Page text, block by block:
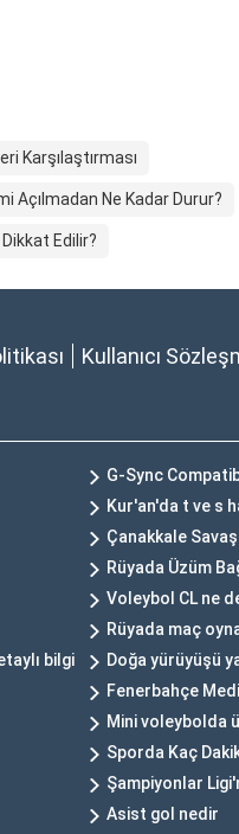
Karşılaştırması
Açılmadan Ne Kadar Durur?
Edilir?
Kullanıcı
G-Sync
Kur'an'da t ve s
Çanakkale
Rüyada Üzüm
Voleybol CL ne
Rüyada maç
bilgi
Doğa yürüyüşü
Fenerbahçe
Mini voleybolda
Sporda Kaç
Şampiyonlar
Asist gol nedir